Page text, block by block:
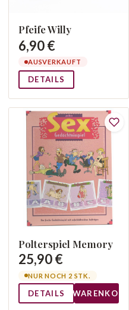
Pfeife Willy
6,90 €
AUSVERKAUFT
DETAILS
Polterspiel Memory
25,90 €
NUR NOCH 2 STK.
DETAILS WARENKORB